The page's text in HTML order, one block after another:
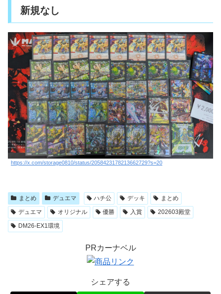
新規なし
https://x.com/storage0810/status/2058423178213662729?s=20
まとめ デュエマ ハチ公 デッキ
まとめ
デュエマ
オリジナル 優勝 入賞
202603殿堂
DM26-EX1環境
PRカーナベル
シェアする